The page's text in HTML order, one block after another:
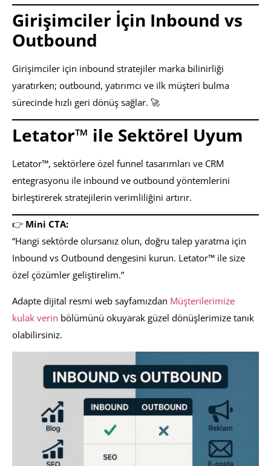
Girişimciler İçin Inbound vs
Outbound
Girişimciler için inbound stratejiler marka bilinirliği
yaratırken; outbound, yatırımcı ve ilk müşteri bulma
sürecinde hızlı geri dönüş sağlar. 🚀
Letator™ ile Sektörel Uyum
Letator™, sektörlere özel funnel tasarımları ve CRM
entegrasyonu ile inbound ve outbound yöntemlerini
birleştirerek stratejilerin verimliliğini artırır.
👉 Mini CTA:
“Hangi sektörde olursanız olun, doğru talep yaratma için
Inbound vs Outbound dengesini kurun. Letator™ ile size
özel çözümler geliştirelim.”
Adapte dijital resmi web sayfamızdan Müşterilerimize
kulak verin bölümünü okuyarak güzel dönüşlerimize tanık
olabilirsiniz.